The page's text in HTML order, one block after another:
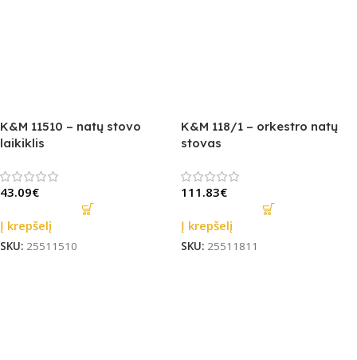
K&M 11510 – natų stovo
laikiklis
43.09€
Į krepšelį
SKU: 25511510
K&M 118/1 – orkestro natų
stovas
111.83€
Į krepšelį
SKU: 25511811